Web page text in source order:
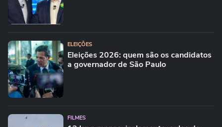
ELEIÇÕES
Eleições 2026: quem são os candidatos
a governador de São Paulo
FILMES